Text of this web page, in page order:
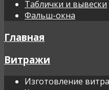
Таблички и вывески
Фальш-окна
Главная
Витражи
Изготовление